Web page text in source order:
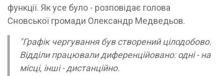
функції. Як усе було - розповідає голова
Сновської громади Олександр Медведьов.
"Графік чергування був створений цілодобово.
Відділи працювали диференційовано: одні - на
місці, інші - дистанційно.